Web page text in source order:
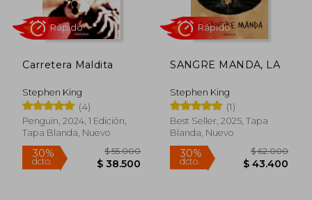
Rápido
Carretera Maldita
Stephen King
(4)
Penguin, 2024, 1 Edición,
Tapa Blanda, Nuevo
SANGRE MANDA, LA
Stephen King
(1)
Best Seller, 2025, Tapa
Blanda, Nuevo